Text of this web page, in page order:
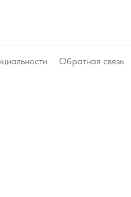
Обратная связь